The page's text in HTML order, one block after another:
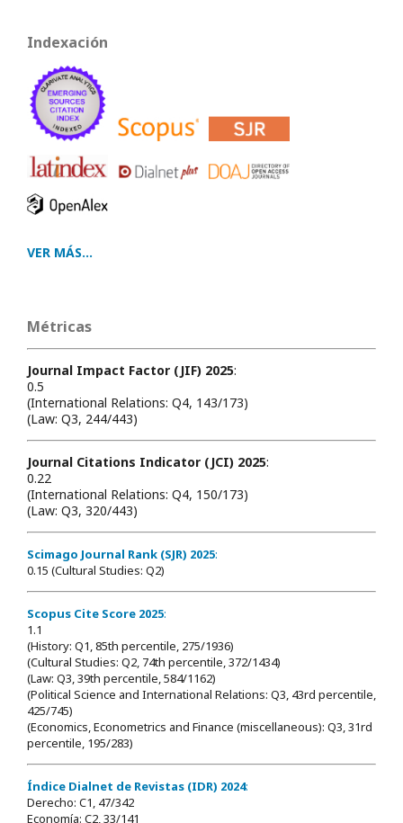
Indexación
VER MÁS...
Métricas
Journal Impact Factor (JIF) 2025:
0.5
(International Relations: Q4, 143/173)
(Law: Q3, 244/443)
Journal Citations Indicator (JCI) 2025:
0.22
(International Relations: Q4, 150/173)
(Law: Q3, 320/443)
Scimago Journal Rank (SJR) 2025:
0.15 (Cultural Studies: Q2)
Scopus Cite Score 2025:
1.1
(History: Q1, 85th percentile, 275/1936)
(Cultural Studies: Q2, 74th percentile, 372/1434)
(Law: Q3, 39th percentile, 584/1162)
(Political Science and International Relations: Q3, 43rd percentile,
425/745)
(Economics, Econometrics and Finance (miscellaneous): Q3, 31rd
percentile, 195/283)
Índice Dialnet de Revistas (IDR) 2024:
Derecho: C1, 47/342
Economía: C2, 33/141